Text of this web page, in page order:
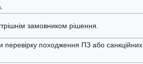
замовником рішення.
перевірку походження ПЗ або санкційних